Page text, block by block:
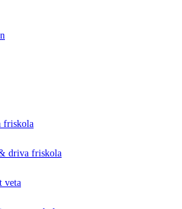
friskola
driva friskola
veta